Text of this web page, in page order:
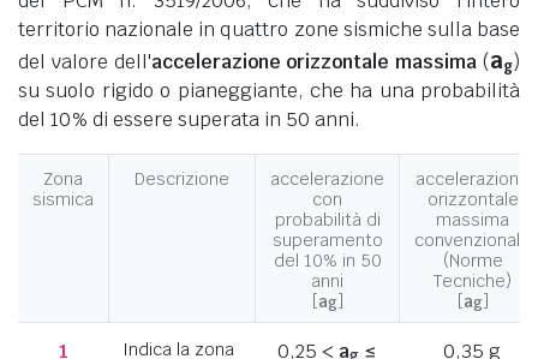
territorio nazionale in quattro zone sismiche sulla base
del valore dell'accelerazione orizzontale massima (ag)
su suolo rigido o pianeggiante, che ha una probabilità
del 10% di essere superata in 50 anni.
Zona
sismica
Descrizione
accelerazione
con
probabilità di
superamento
del 10% in 50
anni
[ag]
accelerazione
orizzontale
massima
convenzionale
(Norme
Tecniche)
[ag]
1
Indica la zona
0,25 < ag≤
0,35 g